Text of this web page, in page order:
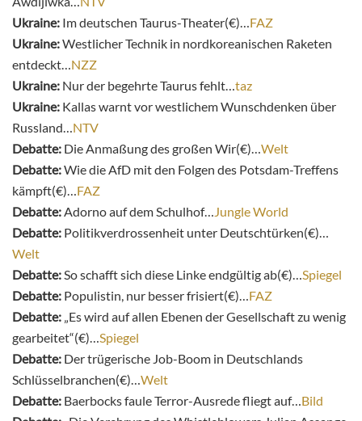
Ukraine: Im deutschen Taurus-Theater(€)… FAZ
Ukraine:Westlicher Technik in nordkoreanischen Raketen
entdeckt… NZZ
Ukraine: Nur der begehrte Taurus fehlt… taz
Ukraine: Kallas warnt vor westlichem Wunschdenken über
Russland… NTV
Debatte: Die Anmaßung des großen Wir(€)… Welt
Debatte:Wie die AfD mit den Folgen des Potsdam-Treffens
kämpft(€)… FAZ
Debatte: Adorno auf dem Schulhof…
Jungle World
Debatte: Politikverdrossenheit unter Deutschtürken(€)…
Welt
Debatte: So schafft sich diese Linke endgültig ab(€)… Spiegel
Debatte: Populistin, nur besser frisiert(€)… FAZ
Debatte: „Es wird auf allen Ebenen der Gesellschaft zu wenig
gearbeitet“(€)… Spiegel
Debatte: Der trügerische Job-Boom in Deutschlands
Schlüsselbranchen(€)… Welt
Debatte: Baerbocks faule Terror-Ausrede fliegt auf… Bild